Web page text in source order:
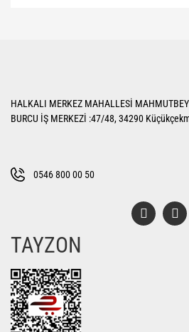
Ürün açıklamasında eksik bilgiler
Bu ürüne benzer farklı alternatifler
HALKALI MERKEZ MAHALLESİ
BURCU İŞ MERKEZİ :47/48, 34290
0546 800 00 50
TAYZON